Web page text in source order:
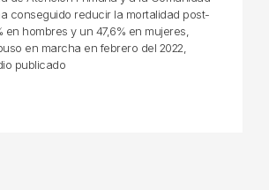
conseguido reducir la mortalidad post-
en hombres y un 47,6% en mujeres,
en marcha en febrero del 2022,
publicado